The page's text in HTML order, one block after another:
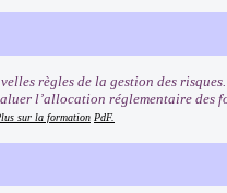
règles de la gestion des
l’allocation réglementaire des
sur la formation PdF.